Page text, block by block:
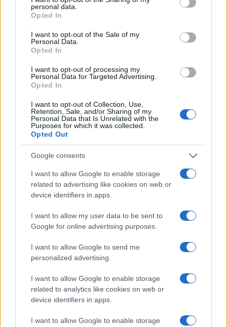
grant or deny consent to Google and its third-party tags to
use your data for below specified purposes in below Google
consent section.
personal data.
Opted In
I want to opt-out of the Sale of my
Personal Data.
Opted In
I want to opt-out of processing my
Personal Data for Targeted Advertising.
Opted In
I want to opt-out of Collection, Use,
Retention, Sale, and/or Sharing of my
Personal Data that Is Unrelated with the
Purposes for which it was collected.
Opted Out
Google consents
I want to allow Google to enable storage
related to advertising like cookies on web or
device identifiers in apps.
I want to allow my user data to be sent to
Google for online advertising purposes.
I want to allow Google to send me
personalized advertising.
I want to allow Google to enable storage
related to analytics like cookies on web or
device identifiers in apps.
I want to allow Google to enable storage
Continua a leggere
PERCORSI DI STUDIO
Sofia Ricci · 7 Ago 2026
PERCORSI DI STUDIO